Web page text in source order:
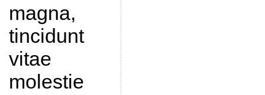
magna,
tincidunt
vitae
molestie